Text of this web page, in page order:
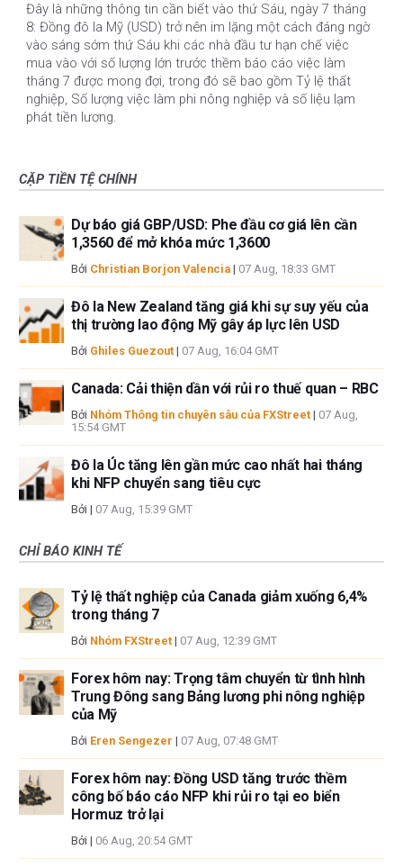
Đây là những thông tin cần biết vào thứ Sáu, ngày 7 tháng
8: Đồng đô la Mỹ (USD) trở nên im lặng một cách đáng ngờ
vào sáng sớm thứ Sáu khi các nhà đầu tư hạn chế việc
mua vào với số lượng lớn trước thềm báo cáo việc làm
tháng 7 được mong đợi, trong đó sẽ bao gồm Tỷ lệ thất
nghiệp, Số lượng việc làm phi nông nghiệp và số liệu lạm
phát tiền lương.
CẶP TIỀN TỆ CHÍNH
Dự báo giá GBP/USD: Phe đầu cơ giá lên cần
1,3560 để mở khóa mức 1,3600
Bởi Christian Borjon Valencia | 07 Aug, 18:33 GMT
Đô la New Zealand tăng giá khi sự suy yếu của
thị trường lao động Mỹ gây áp lực lên USD
Bởi Ghiles Guezout | 07 Aug, 16:04 GMT
Canada: Cải thiện dần với rủi ro thuế quan – RBC
Bởi Nhóm Thông tin chuyên sâu của FXStreet | 07 Aug,
15:54 GMT
Đô la Úc tăng lên gần mức cao nhất hai tháng
khi NFP chuyển sang tiêu cực
Bởi | 07 Aug, 15:39 GMT
CHỈ BÁO KINH TẾ
Tỷ lệ thất nghiệp của Canada giảm xuống 6,4%
trong tháng 7
Bởi Nhóm FXStreet | 07 Aug, 12:39 GMT
Forex hôm nay: Trọng tâm chuyển từ tình hình
Trung Đông sang Bảng lương phi nông nghiệp
của Mỹ
Bởi Eren Sengezer | 07 Aug, 07:48 GMT
Forex hôm nay: Đồng USD tăng trước thềm
công bố báo cáo NFP khi rủi ro tại eo biển
Hormuz trở lại
Bởi | 06 Aug, 20:54 GMT